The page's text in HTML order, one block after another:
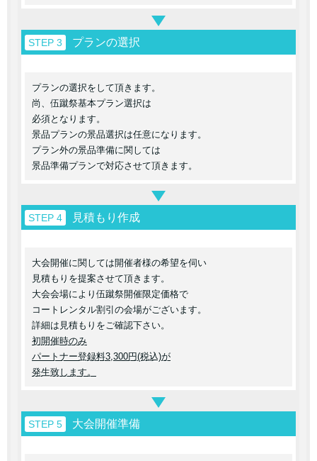
STEP 3 プランの選択
プランの選択をして頂きます。
尚、伍蹴祭基本プラン選択は
必須となります。
景品プランの景品選択は任意になります。
プラン外の景品準備に関しては
景品準備プランで対応させて頂きます。
STEP 4 見積もり作成
大会開催に関しては開催者様の希望を伺い
見積もりを提案させて頂きます。
大会会場により伍蹴祭開催限定価格で
コートレンタル割引の会場がございます。
詳細は見積もりをご確認下さい。
初開催時のみ
パートナー登録料3,300円(税込)が
発生致します。
STEP 5 大会開催準備